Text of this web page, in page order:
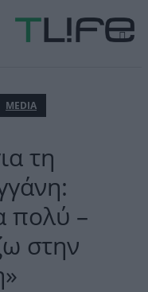
MEDIA
τη
πολύ –
στην